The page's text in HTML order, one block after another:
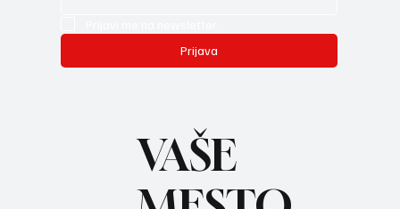
Prijava
VAŠE